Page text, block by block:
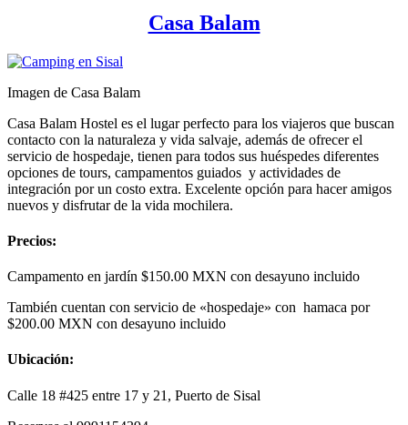
Casa Balam
Imagen de Casa Balam
Casa Balam Hostel es el lugar perfecto para los viajeros que buscan
contacto con la naturaleza y vida salvaje, además de ofrecer el
servicio de hospedaje, tienen para todos sus huéspedes diferentes
opciones de tours, campamentos guiados y actividades de
integración por un costo extra. Excelente opción para hacer amigos
nuevos y disfrutar de la vida mochilera.
Precios:
Campamento en jardín $150.00 MXN con desayuno incluido
También cuentan con servicio de «hospedaje» con hamaca por
$200.00 MXN con desayuno incluido
Ubicación:
Calle 18 #425 entre 17 y 21, Puerto de Sisal